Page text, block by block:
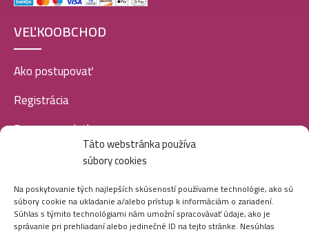
Táto webstránka používa
súbory cookies
Na poskytovanie tých najlepších skúseností používame technológie, ako sú
súbory cookie na ukladanie a/alebo prístup k informáciám o zariadení.
Súhlas s týmito technológiami nám umožní spracovávať údaje, ako je
správanie pri prehliadaní alebo jedinečné ID na tejto stránke. Nesúhlas
VEĽKOOBCHOD
Ako postupovať
Registrácia
Doprava a platba
SOCIÁLNE SIETE